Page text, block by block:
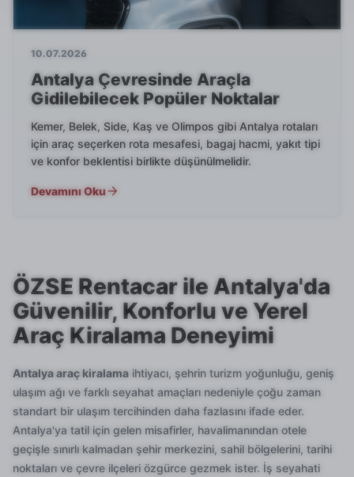
10.07.2026
Antalya Çevresinde Araçla
Gidilebilecek Popüler Noktalar
Kemer, Belek, Side, Kaş ve Olimpos gibi Antalya rotaları
için araç seçerken rota mesafesi, bagaj hacmi, yakıt tipi
ve konfor beklentisi birlikte düşünülmelidir.
Devamını Oku
ÖZSE Rentacar ile Antalya'da
Güvenilir, Konforlu ve Yerel
Araç Kiralama Deneyimi
Antalya araç kiralama ihtiyacı, şehrin turizm yoğunluğu, geniş
ulaşım ağı ve farklı seyahat amaçları nedeniyle çoğu zaman
standart bir ulaşım tercihinden daha fazlasını ifade eder.
Antalya'ya tatil için gelen misafirler, havalimanından otele
geçişle sınırlı kalmadan şehir merkezini, sahil bölgelerini, tarihi
noktaları ve çevre ilçeleri özgürce gezmek ister. İş seyahati